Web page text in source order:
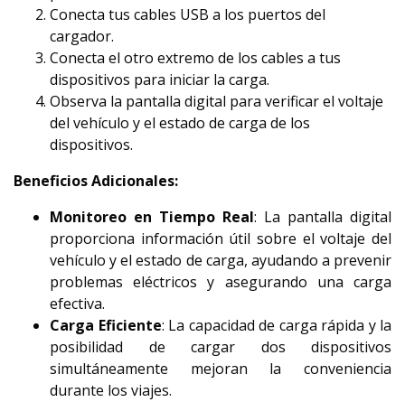
Conecta tus cables USB a los puertos del
cargador.
Conecta el otro extremo de los cables a tus
dispositivos para iniciar la carga.
Observa la pantalla digital para verificar el voltaje
del vehículo y el estado de carga de los
dispositivos.
Beneficios Adicionales:
Monitoreo en Tiempo Real: La pantalla digital
proporciona información útil sobre el voltaje del
vehículo y el estado de carga, ayudando a prevenir
problemas eléctricos y asegurando una carga
efectiva.
Carga Eficiente: La capacidad de carga rápida y la
posibilidad de cargar dos dispositivos
simultáneamente mejoran la conveniencia
durante los viajes.